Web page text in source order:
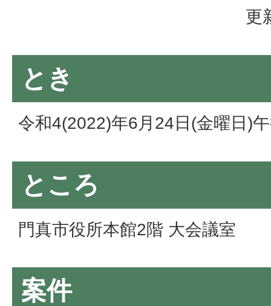
更
とき
令和4(2022)年6月24日(金曜日)
ところ
門真市役所本館2階 大会議室
案件